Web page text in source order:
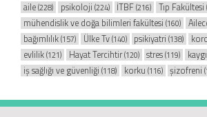
aile(228) psikoloji (224) İTBF(216) Tıp Fakültesi
mühendislik ve doğa bilimleri fakültesi (160)
bağımlılık(157) Ülke Tv(140) psikiyatri(138)
evlilik(121) Hayat Tercihtir(120) stres(119)
iş sağlığı ve güvenliği (118) korku (116) şizofreni